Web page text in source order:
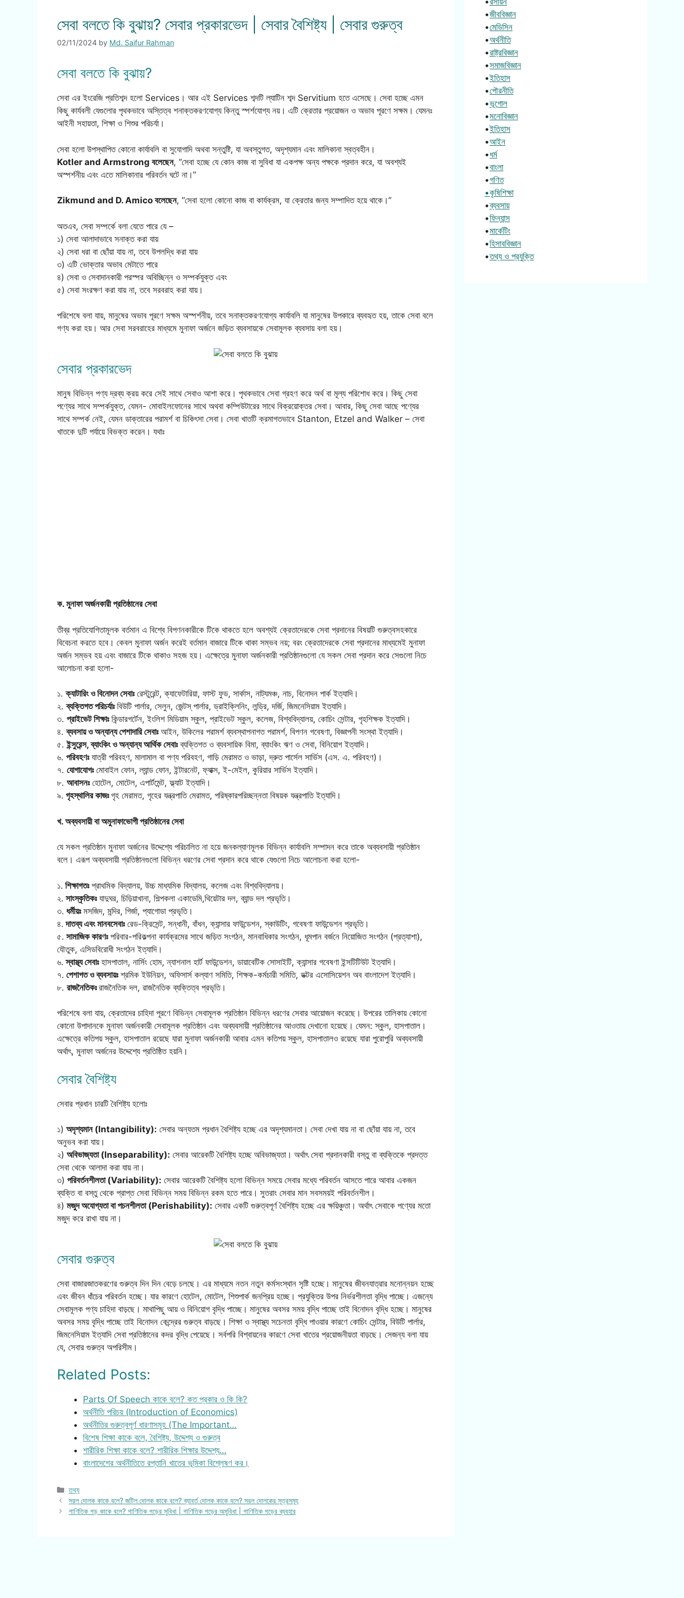
সেবা বলতে কি বুঝায়? সেবার প্রকারভেদ | সেবার বৈশিষ্ট্য | সেবার গুরুত্ব
02/11/2024 by Md. Saifur Rahman
সেবা বলতে কি বুঝায়?
সেবা এর ইংরেজি প্রতিশব্দ হলো Services। আর এই Services শব্দটি ল্যাটিন শব্দ Servitium হতে এসেছে। সেবা হচ্ছে এমন
কিছু কার্যবলী যেগুলোর পৃথকভাবে অস্তিত্ব শনাক্তকরণযোগ্য কিন্তু স্পর্শযোগ্য নয়। এটি ক্রেতার প্রয়োজন ও অভাব পূরণে সক্ষম। যেমনঃ
আইনী সহায়তা, শিক্ষা ও শিশুর পরিচর্যা।
সেবা হলো উপস্থাপিত কোনো কার্যাবলি বা সুযোগাদি অথবা সন্তুষ্টি, যা অবস্তুগত, অদৃশ্যমান এবং মালিকানা স্বত্বহীন।
Kotler and Armstrong বলেছেন, “সেবা হচ্ছে যে কোন কাজ বা সুবিধা যা একপক্ষ অন্য পক্ষকে প্রদান করে, যা অবশ্যই
অস্পর্শনীয় এবং এতে মালিকানার পরিবর্তন ঘটে না।”
Zikmund and D. Amico বলেছেন, “সেবা হলো কোনো কাজ বা কার্যক্রম, যা ক্রেতার জন্য সম্পাদিত হয়ে থাকে।”
অতএব, সেবা সম্পর্কে বলা যেতে পারে যে –
১) সেবা আলাদাভাবে সনাক্ত করা যায়
২) সেবা ধরা বা ছোঁয়া যায় না, তবে উপলদ্ধি করা যায়
৩) এটি ভোক্তার অভাব মেটাতে পারে
৪) সেবা ও সেবাদানকারী পরস্পর অবিচ্ছিন্ন ও সম্পর্কযুক্ত এবং
৫) সেবা সংরক্ষণ করা যায় না, তবে সরবরাহ করা যায়।
পরিশেষে বলা যায়, মানুষের অভাব পূরণে সক্ষম অস্পর্শনীয়, তবে সনাক্তকরণযোগ্য কার্যাবলি যা মানুষের উপকারে ব্যবহৃত হয়, তাকে সেবা বলে
গণ্য করা হয়। আর সেবা সরবরাহের মাধ্যমে মুনাফা অর্জনে জড়িত ব্যবসায়কে সেবামূলক ব্যবসায় বলা হয়।
সেবার প্রকারভেদ
মানুষ বিভিন্ন পণ্য দ্রব্য ক্রয় করে সেই সাথে সেবাও আশা করে। পৃথকভাবে সেবা গ্রহণ করে অর্থ বা মূল্য পরিশোধ করে। কিছু সেবা
পণ্যের সাথে সম্পর্কযুক্ত, যেমন- মোবাইলফোনের সাথে অথবা কম্পিউটারের সাথে বিক্রয়োক্তর সেবা। আবার, কিছু সেবা আছে পণ্যের
সাথে সম্পর্ক নেই, যেমন ডাক্তারের পরামর্শ বা চিকিৎসা সেবা। সেবা খাতটি ক্রমাগতভাবে Stanton, Etzel and Walker – সেবা
খাতকে দুটি পর্যায়ে বিভক্ত করেন। যথাঃ
ক. মুনাফা অর্জনকারী প্রতিষ্ঠানের সেবা
তীব্র প্রতিযোগিতামূলক বর্তমান এ বিশ্বে বিপণনকারীকে টিকে থাকতে হলে অবশ্যই ক্রেতাদেরকে সেবা প্রদানের বিষয়টি গুরুত্বসহকারে
বিবেচনা করতে হবে। কেবল মুনাফা অর্জন করেই বর্তমান বাজারে টিকে থাকা সম্ভব নয়; বরং ক্রেতাদেরকে সেবা প্রদানের মাধ্যমেই মুনাফা
অর্জন সম্ভব হয় এবং বাজারে টিকে থাকাও সহজ হয়। এক্ষেত্রে মুনাফা অর্জনকারী প্রতিষ্ঠানগুলো যে সকল সেবা প্রদান করে সেগুলো নিচে
আলোচনা করা হলো-
১.ক্যাটারিং ও বিনোদন সেবাঃরেস্টুরেন্ট, ক্যাফেটারিয়া, ফাস্ট ফুড, সার্কাস, নাট্যমঞ্চ, নাচ, বিনোদন পার্ক ইত্যাদি।
২.ব্যক্তিগত পরিচর্যাঃবিউটি পার্লার, সেলুন, জেন্টস্ পার্লার, ড্রাইক্লিনিং, লন্ড্রি, দর্জি, জিমনেসিয়াম ইত্যাদি।
৩. প্রাইভেট শিক্ষাঃকিন্ডারগর্টেন, ইংলিশ মিডিয়াম স্কুল, প্রাইভেট স্কুল, কলেজ, বিশ্ববিদ্যালয়, কোচিং সেন্টার, গৃহশিক্ষক ইত্যাদি।
৪.ব্যবসায় ও অন্যান্য পেশাদারি সেবাঃআইন, উকিলের পরামর্শ ব্যবস্থাপনাগত পরামর্শ, বিপণন গবেষণা, বিজ্ঞাপনী সংস্থা ইত্যাদি।
৫.ইন্সুরেন্স, ব্যাংকিং ও অন্যান্য আর্থিক সেবাঃব্যক্তিগত ও ব্যবসায়িক বিমা, ব্যাংকিং ঋণ ও সেবা, বিনিয়োগ ইত্যাদি।
৬. পরিবহণঃযাত্রী পরিবহণ, মালামাল বা পণ্য পরিবহণ, গাড়ি মেরামত ও ভাড়া, দ্রুত পার্সেল সার্ভিস (এস. এ. পরিবহণ)।
৭. যোগাযোগঃমোবাইল ফোন, ল্যান্ড ফোন, ইন্টারনেট, ফ্যাক্স, ই-মেইল, কুরিয়ার সার্ভিস ইত্যাদি।
৮. আবাসনঃহোটেল, মোটেল, এপার্টমেন্ট, ফ্ল্যাট ইত্যাদি।
৯. গৃহস্থালির কাজঃগৃহ মেরামত, গৃহের যন্ত্রপাতি মেরামত, পরিষ্কারপরিচ্ছন্নতা বিষয়ক যন্ত্রপাতি ইত্যাদি।
খ. অব্যবসায়ী বা অমুনাফাভোগী প্রতিষ্ঠানের সেবা
যে সকল প্রতিষ্ঠান মুনাফা অর্জনের উদ্দেশ্যে পরিচালিত না হয়ে জনকল্যাণমূলক বিভিন্ন কার্যাবলি সম্পাদন করে তাকে অব্যবসায়ী প্রতিষ্ঠান
বলে। এরূপ অব্যবসায়ী প্রতিষ্ঠানগুলো বিভিন্ন ধরণের সেবা প্রদান করে থাকে যেগুলো নিচে আলোচনা করা হলো-
১. শিক্ষাগতঃপ্রাথমিক বিদ্যালয়, উচ্চ মাধ্যমিক বিদ্যালয়, কলেজ এবং বিশ্ববিদ্যালয়।
২. সাংস্কৃতিকঃযাদুঘর, চিড়িয়াখানা, শিল্পকলা একাডেমি,থিয়েটার দল, ব্যান্ড দল প্রভৃতি।
৩. ধর্মীয়ঃমসজিদ, মন্দির, গির্জা, প্যাগোডা প্রভৃতি।
৪. দাতব্য এবং মানবসেবাঃরেড-ক্রিসেন্ট, সন্ধানী, বাঁধন, ক্যান্সার ফাউন্ডেশন, স্কাউটিং, গবেষণা ফাউন্ডেশন প্রভৃতি।
৫. সামাজিক কারণঃপরিবার-পরিকল্পনা কার্যক্রমের সাথে জড়িত সংগঠন, মানবাধিকার সংগঠন, ধূমপান বর্জনে নিয়োজিত সংগঠন (প্রত্যাশা),
যৌতুক, এসিডবিরোধী সংগঠন ইত্যাদি।
৬. স্বাস্থ্য সেবাঃহাসপাতাল, নার্সিং হোম, ন্যাশনাল হার্ট ফাউন্ডেশন, ডায়াবেটিক সোসাইটি, ক্যান্সার গবেষণা ইন্সটিটিউট ইত্যাদি।
৭. পেশাগত ও ব্যবসায়ঃশ্রমিক ইউনিয়ন, অফিসার্স কল্যাণ সমিতি, শিক্ষক-কর্মচারী সমিতি, ডক্টর এসোসিয়েশন অব বাংলাদেশ ইত্যাদি।
৮. রাজনৈতিকঃরাজনৈতিক দল, রাজনৈতিক ব্যক্তিত্ব প্রভৃতি।
পরিশেষে বলা যায়, ক্রেতাদের চাহিদা পূরণে বিভিন্ন সেবামূলক প্রতিষ্ঠান বিভিন্ন ধরণের সেবার আয়োজন করেছে। উপরের তালিকায় কোনো
কোনো উপাদানকে মুনাফা অর্জনকারী সেবামূলক প্রতিষ্ঠান এবং অব্যবসায়ী প্রতিষ্ঠানের আওতায় দেখানো হয়েছে। যেমন: স্কুল, হাসপাতাল।
এক্ষেত্রে কতিপয় স্কুল, হাসপাতাল রয়েছে যারা মুনাফা অর্জনকারী আবার এমন কতিপয় স্কুল, হাসপাতালও রয়েছে যারা পুরোপুরি অব্যবসায়ী
অর্থাৎ, মুনাফা অর্জনের উদ্দেশ্যে প্রতিষ্ঠিত হয়নি।
সেবার বৈশিষ্ট্য
সেবার প্রধান চারটি বৈশিষ্ট্য হলোঃ
১) অদৃশ্যমান (Intangibility): সেবার অন্যতম প্রধান বৈশিষ্ট্য হচ্ছে এর অদৃশ্যমানতা। সেবা দেখা যায় না বা ছোঁয়া যায় না, তবে
অনুভব করা যায়।
২) অবিভাজ্যতা (Inseparability): সেবার আরেকটি বৈশিষ্ট্য হচ্ছে অবিভাজ্যতা। অর্থাৎ সেবা প্রদানকারী বস্তু বা ব্যক্তিকে প্রদত্ত
সেবা থেকে আলাদা করা যায় না।
৩) পরিবর্তনশীলতা (Variability): সেবার আরেকটি বৈশিষ্ট্য হলো বিভিন্ন সময়ে সেবার মধ্যে পরিবর্তন আসতে পারে আবার একজন
ব্যক্তি বা বস্তু থেকে প্রাপ্ত সেবা বিভিন্ন সময় বিভিন্ন রকম হতে পারে। সুতরাং সেবার মান সবসময়ই পরিবর্তনশীল।
৪) মজুদ অযোগ্যতা বা পচনশীলতা (Perishability): সেবার একটি গুরুত্বপূর্ণ বৈশিষ্ট্য হচ্ছে এর ক্ষয়িঞ্চুতা। অর্থাৎ সেবাকে পণ্যের মতো
মজুদ করে রাখা যায় না।
সেবার গুরুত্ব
সেবা বাজারজাতকরণের গুরুত্ব দিন দিন বেড়ে চলছে। এর মাধ্যমে নতন নতুন কর্মসংস্থান সৃষ্টি হচ্ছে। মানুষের জীবনযাত্রার মনোন্নয়ন হচ্ছে
এবং জীবন ধাঁচের পরিবর্তন হচ্ছে। যার কারণে হোটেল, মোটেল, শিশুপার্ক জনপ্রিয় হচ্ছে। প্রযুক্তির উপর নির্ভরশীলতা বৃদ্ধি পাচ্ছে। এজন্যে
সেবামূলক পণ্য চাহিদা বাড়ছে। মাথাপিছু আয় ও বিনিয়োগ বৃদ্ধি পাচ্ছে। মানুষের অবসর সময় বৃদ্ধি পাচ্ছে তাই বিনোদন বৃদ্ধি হচ্ছে। মানুষের
অবসর সময় বৃদ্ধি পাচ্ছে তাই বিনোদন কেন্দ্রের গুরুত্ব বাড়ছে। শিক্ষা ও স্বাস্থ্য সচেনতা বৃদ্ধি পাওয়ার কারণে কোচিং সেন্টার, বিউটি পার্লার,
জিমনেসিয়াম ইত্যাদি সেবা প্রতিষ্ঠানের কদর বৃদ্ধি পেয়েছে। সর্বপরি বিশ্বায়নের কারণে সেবা খাতের প্রয়োজনীয়তা বাড়ছে। সেজন্য বলা যায়
যে, সেবার গুরুত্ব অপরিসীম।
Related Posts:
Parts Of Speech কাকে বলে? কত প্রকার ও কি কি?
অর্থনীতি পরিচয় (Introduction of Economics)
অর্থনীতির গুরুত্বপূর্ণ ধারণাসমূহ (The Important…
বিশেষ শিক্ষা কাকে বলে, বৈশিষ্ট্য, উদ্দেশ্য ও গুরুত্ব
শারীরিক শিক্ষা কাকে বলে? শারীরিক শিক্ষার উদ্দেশ্য…
বাংলাদেশের অর্থনীতিতে রপ্তানি খাতের ভূমিকা বিশ্লেষণ কর।
Categories
তথ্য
সরল দোলক কাকে বলে? জটিল দোলক কাকে বলে? ব্যাবর্ত দোলক কাকে বলে? সরল দোলকের সূত্রসমূহ
গাণিতিক গড় কাকে বলে? গাণিতিক গড়ের সুবিধা | গাণিতিক গড়ের অসুবিধা | গাণিতিক গড়ের ব্যবহার
•জীববিজ্ঞান
•মেডিসিন
•অর্থনীতি
•রাষ্ট্রবিজ্ঞান
•সমাজবিজ্ঞান
•ইতিহাস
•পৌরনীতি
•ভূগোল
•মনোবিজ্ঞান
•ইতিহাস
•আইন
•ধর্ম
•বাংলা
•গণিত
•কৃষিশিক্ষা
•ব্যবসায়
•ফিন্যান্স
•মার্কেটিং
•হিসাববিজ্ঞান
•তথ্য ও প্রযুক্তি